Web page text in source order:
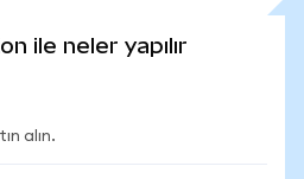
ile neler yapılır
alın.